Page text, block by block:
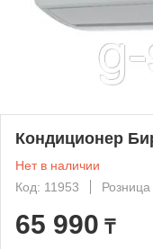
Кондиционер
Нет в наличии
Код: 11953
Розница
65 990 ₸